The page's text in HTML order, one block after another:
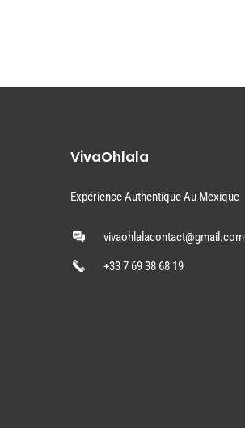
VivaOhlala
Expérience Authentique Au Mexique
vivaohlalacontact@gmail.com
+33 7 69 38 68 19